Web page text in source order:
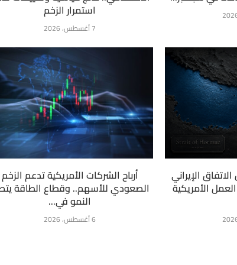
استمرار الزخم
7 أغسطس، 2026
أرباح الشركات الأمريكية تدعم الزخم
الصعودي للأسهم.. وقطاع الطاقة
النمو في...
6 أغسطس، 2026
الإيراني
الأمريكية